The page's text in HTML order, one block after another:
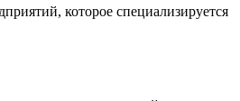
которое специализируется